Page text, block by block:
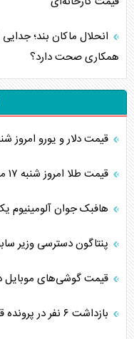
انحلال ماکان بند؛
همکاری صحت دارد؟
قیمت دلار و یورو امروز شنبه ۱۷ مرداد ۱۴۰۵ +
قیمت طلا امروز شنبه ۱۷ مرداد ۱۴۰۵ + جدول
هافبک جوان آلومینیوم
پنتاگون دسترسی وزیر
قیمت گوشی‌های موبایل در سال ۱۴۰۵
بازداشت ۶ نفر در پرونده قتل جوانی در ستارخان